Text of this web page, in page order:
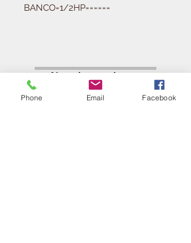
BANCO=1/2HP======
¿Necesitas equipar tu
ferretería?
Phone Email Facebook